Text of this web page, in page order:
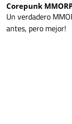
Corepunk
Un verdadero
antes, pero mejor!